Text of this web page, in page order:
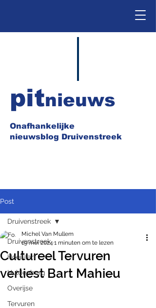
Onafhankelijke
nieuwsblog Druivenstreek
pitnieuws
Post
Druivenstreek
Hoeilaart
Huldenberg
Overijse
Tervuren
Druivenstreek
Cultureel Tervuren
verliest Bart Mahieu
Michel Van Mullem
19 mei 2024 1 minuten om te lezen